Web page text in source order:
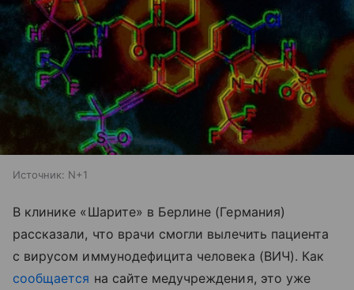
Источник: N+1
В клинике «Шарите» в Берлине (Германия)
рассказали, что врачи смогли вылечить пациента
с вирусом иммунодефицита человека (ВИЧ). Как
сообщается на сайте медучреждения, это уже